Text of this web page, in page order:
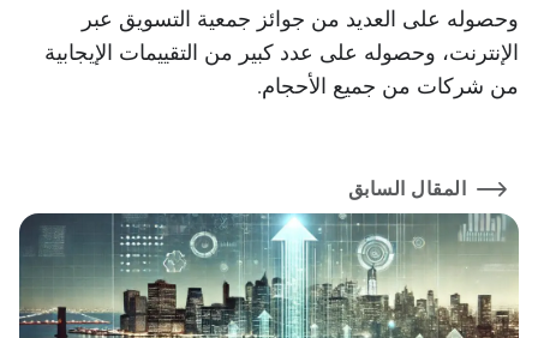
وحصوله على العديد من جوائز جمعية التسويق عبر
الإنترنت، وحصوله على عدد كبير من التقييمات الإيجابية
من شركات من جميع الأحجام.
المقال السابق